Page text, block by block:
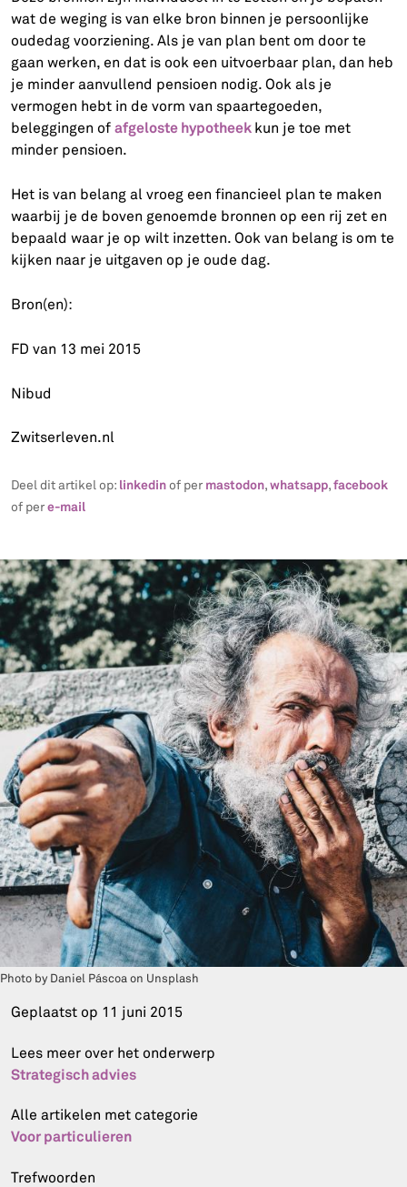
wat de weging is van elke bron binnen je persoonlijke
oudedag voorziening. Als je van plan bent om door te
gaan werken, en dat is ook een uitvoerbaar plan, dan heb
je minder aanvullend pensioen nodig. Ook als je
vermogen hebt in de vorm van spaartegoeden,
beleggingen ofafgeloste hypotheek kun je toe met
minder pensioen.
Het is van belang al vroeg een financieel plan te maken
waarbij je de boven genoemde bronnen op een rij zet en
bepaald waar je op wilt inzetten. Ook van belang is om te
kijken naar je uitgaven op je oude dag.
Bron(en):
FD van 13 mei 2015
Nibud
Zwitserleven.nl
Deel dit artikel op: linkedinof per mastodon,whatsapp,facebook
of pere-mail
Photo by Daniel Páscoa on Unsplash
Geplaatst op 11 juni 2015
Lees meer over het onderwerp
Strategisch advies
Alle artikelen met categorie
Voor particulieren
Trefwoorden